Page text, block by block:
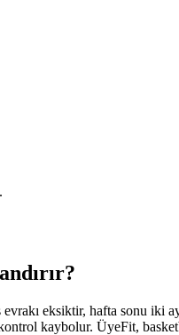
eksiktir, hafta sonu iki
kaybolur. ÜyeFit,